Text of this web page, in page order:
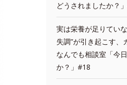
どうされましたか？
実は栄養が足りてい
失調”が引き起こす、
なんでも相談室「今
か？」#18